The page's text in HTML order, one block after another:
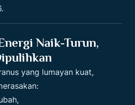
Naik-Turun,
yang lumayan kuat,